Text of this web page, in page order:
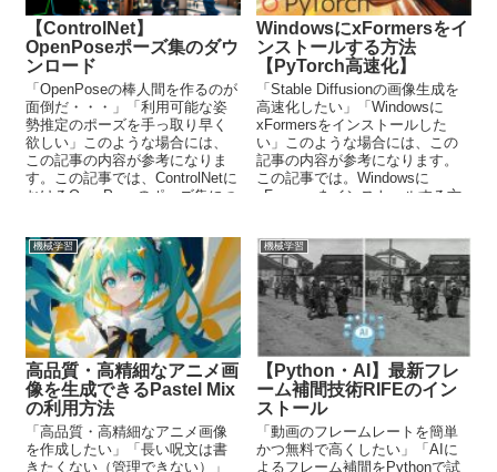
【ControlNet】
OpenPoseポーズ集のダウ
ンロード
「OpenPoseの棒人間を作るのが
面倒だ・・・」「利用可能な姿
勢推定のポーズを手っ取り早く
欲しい」このような場合には、
この記事の内容が参考になりま
す。この記事では、ControlNetに
おけるOpenPoseのポーズ集につ
WindowsにxFormersをイ
ンストールする方法
【PyTorch高速化】
「Stable Diffusionの画像生成を
高速化したい」「Windowsに
xFormersをインストールした
い」このような場合には、この
記事の内容が参考になります。
この記事では。Windowsに
xFormersをインストールする方
機械学習
高品質・高精細なアニメ画
像を生成できるPastel Mix
の利用方法
「高品質・高精細なアニメ画像
を作成したい」「長い呪文は書
きたくない（管理できない）」
機械学習
【Python・AI】最新フレ
ーム補間技術RIFEのイン
ストール
「動画のフレームレートを簡単
かつ無料で高くしたい」「AIに
よるフレーム補間をPythonで試